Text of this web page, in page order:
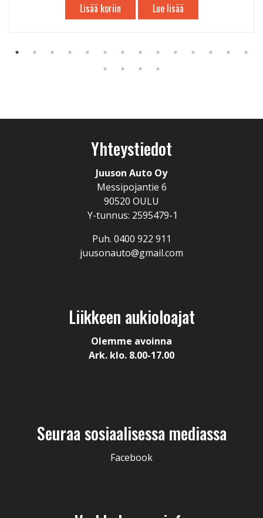
Lisää koriin Lue lisää
Yhteystiedot
Juuson Auto Oy
Messipojantie 6
90520 OULU
Y-tunnus: 2595479-1
Puh. 0400 922 911
juusonauto@gmail.com
Liikkeen aukioloajat
Olemme avoinna
Ark. klo. 8.00-17.00
Seuraa sosiaalisessa mediassa
Facebook